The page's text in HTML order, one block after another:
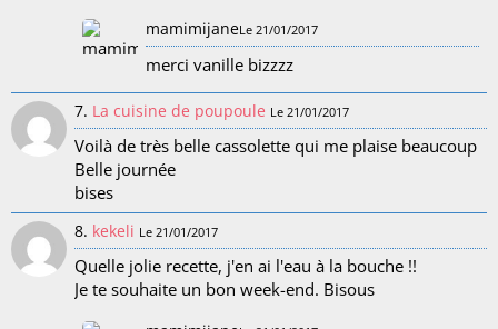
mamimijaneLe 21/01/2017
merci vanille bizzzz
7. La cuisine de poupoule Le 21/01/2017
Voilà de très belle cassolette qui me plaise beaucoup
Belle journée
bises
8. kekeli Le 21/01/2017
Quelle jolie recette, j'en ai l'eau à la bouche !!
Je te souhaite un bon week-end. Bisous